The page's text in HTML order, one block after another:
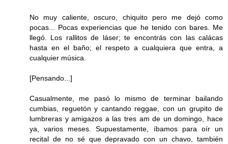
No muy caliente, oscuro, chiquito pero me dejó como
pocas... Pocas experiencias que he tenido con bares. Me
llegó. Los rallitos de láser; te encontrás con las calácas
hasta en el baño; el respeto a cualquiera que entra, a
cualquier música.
[Pensando...]
Casualmente, me pasó lo mismo de terminar bailando
cumbias, reguetón y cantando reggae, con un grupito de
lumbreras y amigazos a las tres am de un domingo, hace
ya, varios meses. Supuestamente, íbamos para oír un
recital de no sé que depravado con un chavo, también